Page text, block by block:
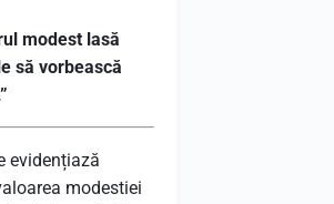
modest lasă
să vorbească
evidențiază
modestiei